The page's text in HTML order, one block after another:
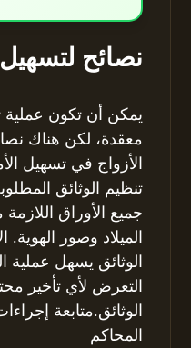
نصائح لتسهيل
يمكن أن تكون عملية
معقدة، لكن هناك
الأزواج في تسهيل
تنظيم الوثائق
جميع الأوراق
الميلاد وصور
الوثائق يسهل عملية
التعرض لأي تأخير
الوثائق.متابعة
المحاكم